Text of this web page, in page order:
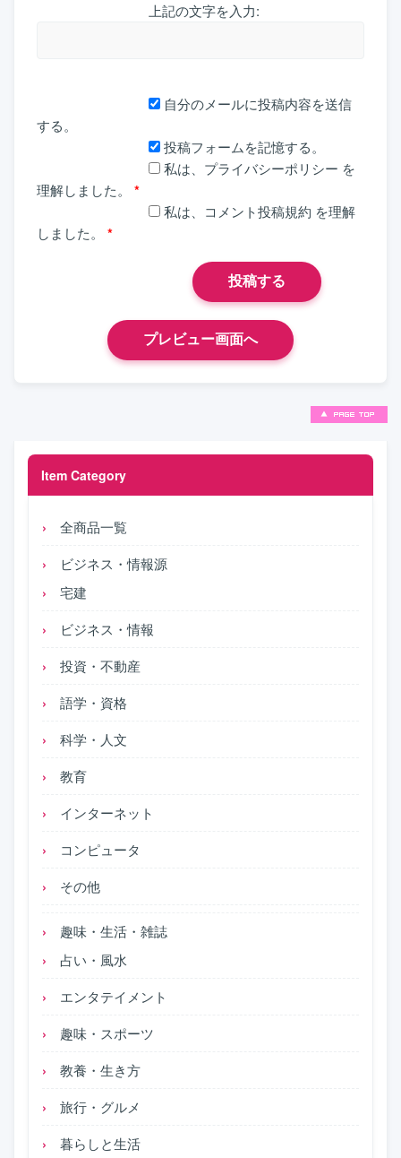
Item Category
全商品一覧
ビジネス・情報源
宅建
ビジネス・情報
投資・不動産
語学・資格
科学・人文
教育
インターネット
コンピュータ
その他
趣味・生活・雑誌
占い・風水
エンタテイメント
趣味・スポーツ
教養・生き方
旅行・グルメ
暮らしと生活
上記の文字を入力:
自分のメールに投稿内容を送信
する。
投稿フォームを記憶する。
私は、 プライバシーポリシー を
理解しました。
*
私は、 コメント投稿規約 を理解
しました。
*